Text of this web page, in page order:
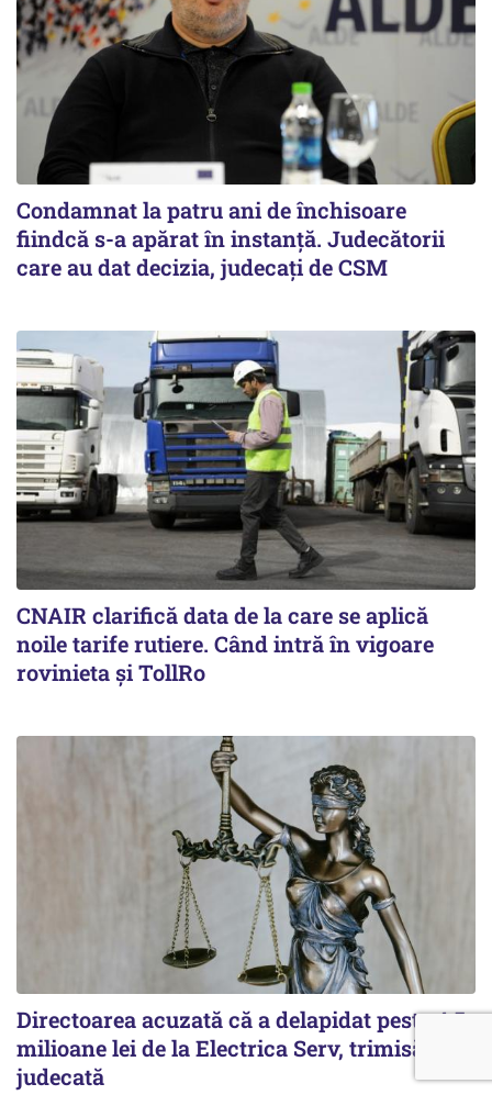
Condamnat la patru ani de închisoare
fiindcă s-a apărat în instanță. Judecătorii
care au dat decizia, judecați de CSM
CNAIR clarifică data de la care se aplică
noile tarife rutiere. Când intră în vigoare
rovinieta și TollRo
Directoarea acuzată că a delapidat peste 4,5
milioane lei de la Electrica Serv, trimisă în
judecată